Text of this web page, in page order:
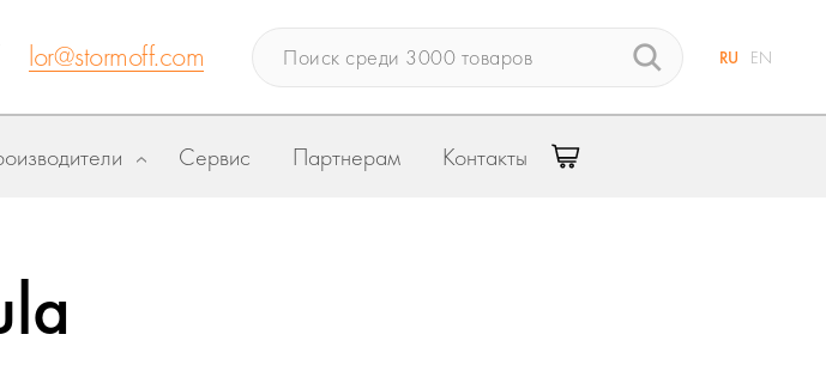
lor@stormoff.com RU EN
Сервис Партнерам Контакты